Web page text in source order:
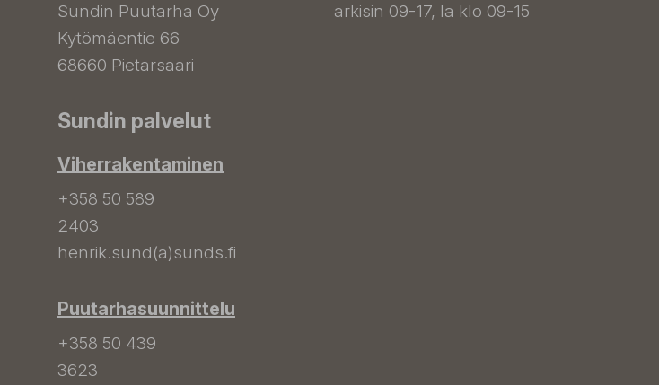
Sundin Puutarha Oy
Kytömäentie 66
68660 Pietarsaari
arkisin 09-17, la klo 09-15
Sundin palvelut
Viherrakentaminen
+358 50 589
2403
henrik.sund(a)sunds.fi
Puutarhasuunnittelu
+358 50 439
3623